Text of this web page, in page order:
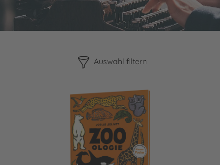
Auswahl filtern